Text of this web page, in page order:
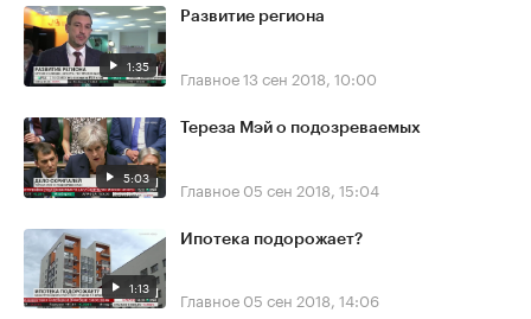
1:35
Развитие региона
Главное13 сен 2018, 10:00
5:03
Тереза Мэй о подозреваемых
Главное 05 сен 2018, 15:04
1:13
Ипотека подорожает?
Главное 05 сен 2018, 14:06